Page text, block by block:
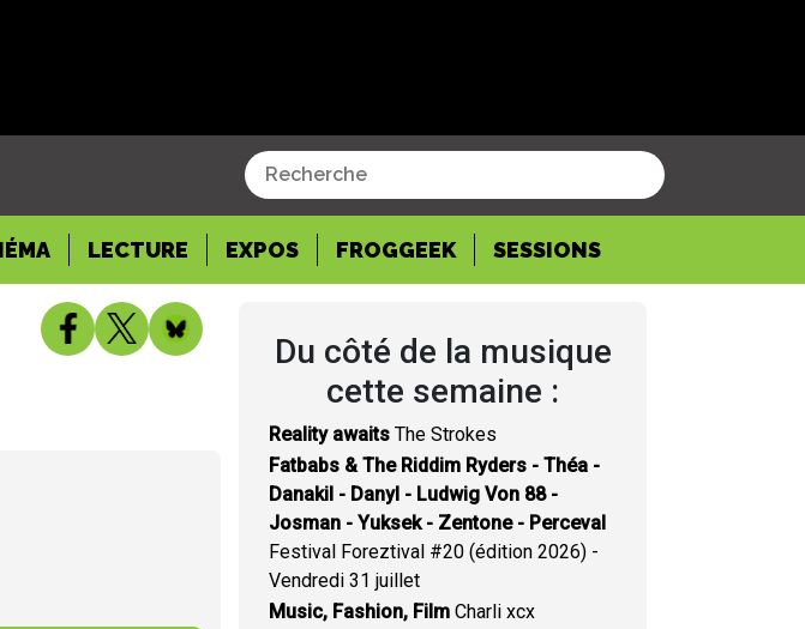
LECTURE EXPOS FROGGEEK SESSIONS
Du côté de la musique
cette semaine :
Reality awaits The Strokes
Fatbabs & The Riddim Ryders - Théa -
Danakil - Danyl - Ludwig Von 88 -
Josman - Yuksek - Zentone - Perceval
Festival Foreztival #20 (édition 2026) -
Vendredi 31 juillet
Music, Fashion, Film Charli xcx